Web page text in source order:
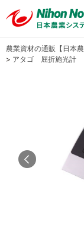
農業資材の通販【日本農
> アタゴ 屈折施光計